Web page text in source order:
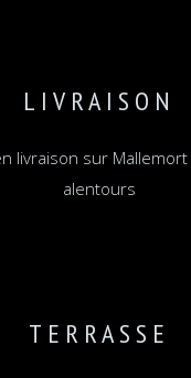
LIVRAISON
livraison sur Mallemort
alentours
TERRASSE